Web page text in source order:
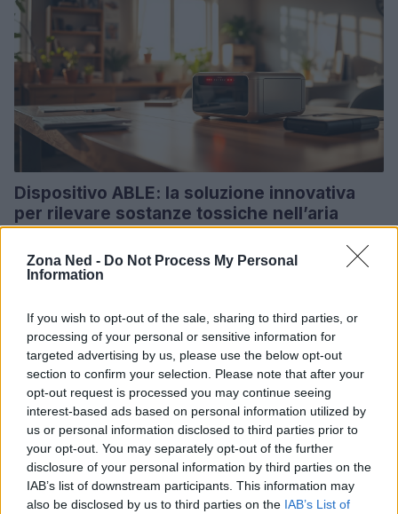
Zona Ned - Do Not Process My Personal
Information
If you wish to opt-out of the sale, sharing to third parties, or
processing of your personal or sensitive information for
targeted advertising by us, please use the below opt-out
section to confirm your selection. Please note that after your
opt-out request is processed you may continue seeing
interest-based ads based on personal information utilized by
us or personal information disclosed to third parties prior to
your opt-out. You may separately opt-out of the further
disclosure of your personal information by third parties on the
IAB’s list of downstream participants. This information may
also be disclosed by us to third parties on the IAB’s List of
Dispositivo ABLE: la soluzione innovativa
per rilevare sostanze tossiche nell’aria
rilevamento di sostanze nocive nell'aria. Scopri di più!
Staff · 15 Giu 2025
RECENSIONI TECH